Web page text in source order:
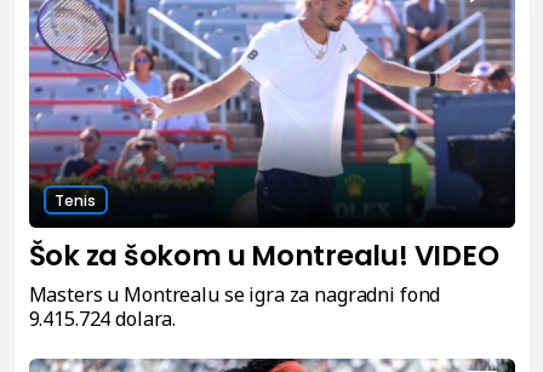
Tenis
Šok za šokom u Montrealu! VIDEO
Masters u Montrealu se igra za nagradni fond
9.415.724 dolara.